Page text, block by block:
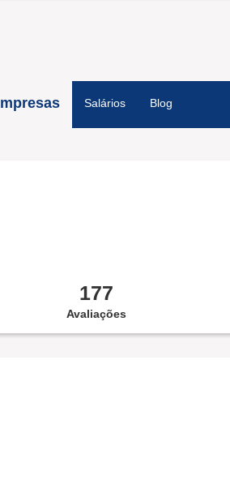
Salários Blog
177
Avaliações